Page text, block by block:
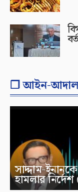
❐ আইন-
সাদ্দাম-
হামলার